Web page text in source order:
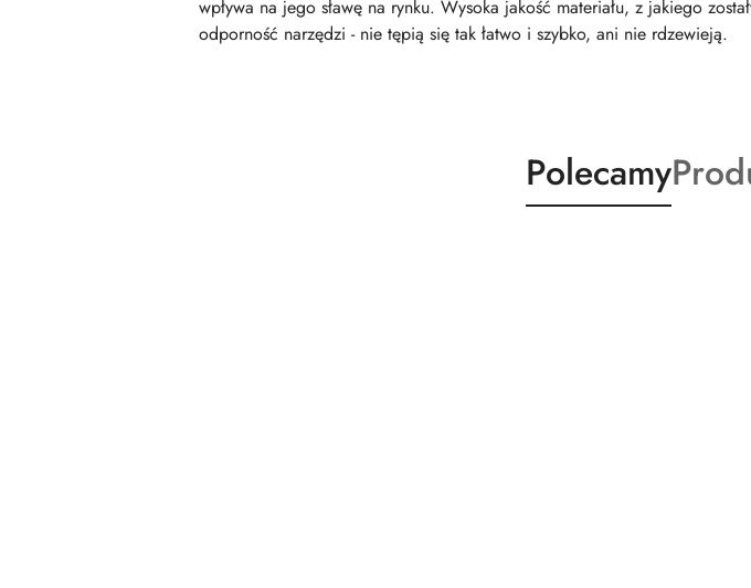
wpływa na jego sławę na rynku. Wysoka jakość materiału, z jakiego
odporność narzędzi - nie tępią się tak łatwo i szybko, ani nie rdzewieją.
Produkty
o
Polecamy
o